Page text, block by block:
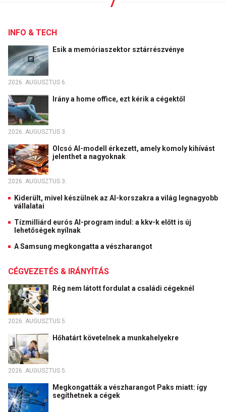
INFO & TECH
Esik a memóriaszektor sztárrészvénye
2026. AUGUSZTUS 6.
Irány a home office, ezt kérik a cégektől
2026. AUGUSZTUS 3.
Olcsó AI-modell érkezett, amely komoly kihívást
jelenthet a nagyoknak
2026. AUGUSZTUS 3.
Kiderült, mivel készülnek az AI-korszakra a világ legnagyobb
vállalatai
Tízmilliárd eurós AI-program indul: a kkv-k előtt is új
lehetőségek nyílnak
A Samsung megkongatta a vészharangot
CÉGVEZETÉS & IRÁNYÍTÁS
Rég nem látott fordulat a családi cégeknél
2026. AUGUSZTUS 5.
Hőhatárt követelnek a munkahelyekre
2026. AUGUSZTUS 5.
Megkongatták a vészharangot Paks miatt: így
segíthetnek a cégek